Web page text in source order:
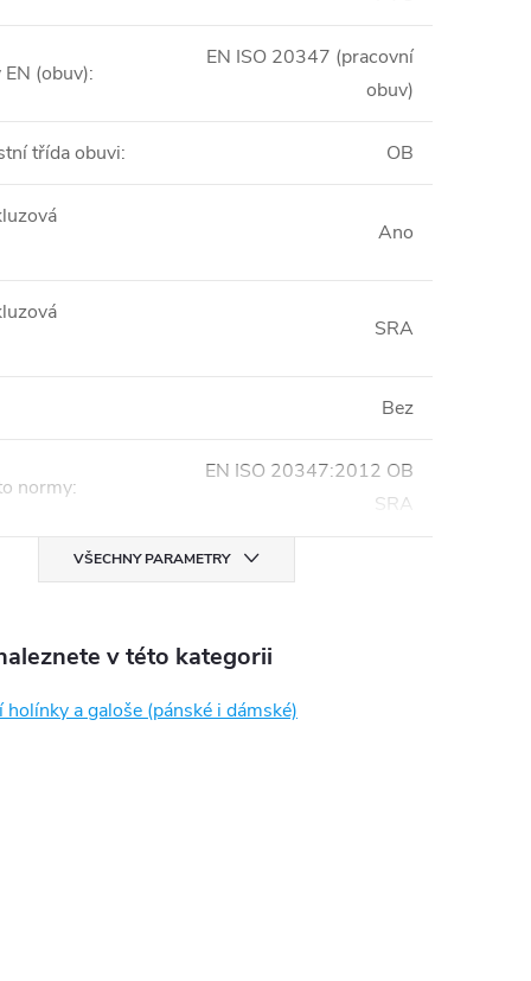
(obuv):
EN ISO 20347 (pracovní
obuv)
třída obuvi: OB
Ano
SRA
Bez
normy:
EN ISO 20347:2012 OB
SRA
VŠECHNY PARAMETRY
v této kategorii
holínky a galoše (pánské i dámské)